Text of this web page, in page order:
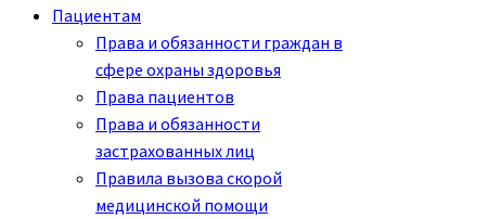
Пациентам
Права и обязанности граждан в
сфере охраны здоровья
Права пациентов
Права и обязанности
застрахованных лиц
Правила вызова скорой
медицинской помощи